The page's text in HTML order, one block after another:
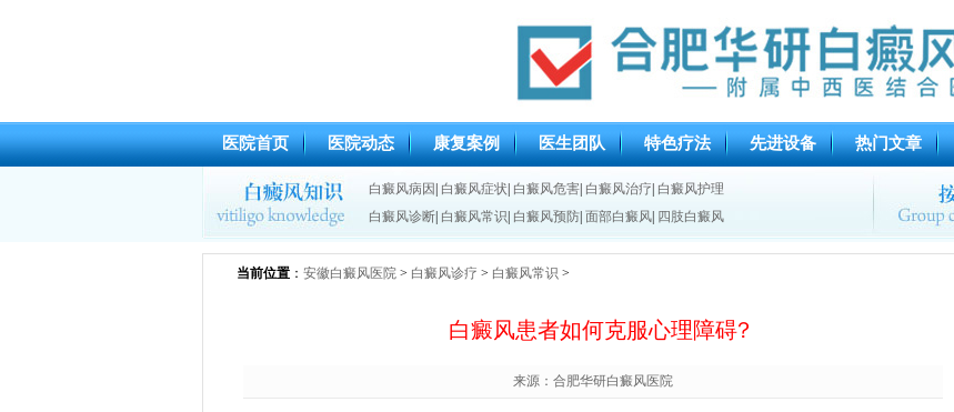
医院首页 医院动态 康复案例 医生团队 特色疗法 先进设备 热门文章
白癜风病因 白癜风症状 白癜风危害 白癜风治疗 白癜风护理
白癜风诊断 白癜风常识 白癜风预防 面部白癜风 四肢白癜风
当前位置 ： 安徽白癜风医院 > 白癜风诊疗 > 白癜风常识 >
白癜风患者如何克服心理障碍?
来源：合肥华研白癜风医院